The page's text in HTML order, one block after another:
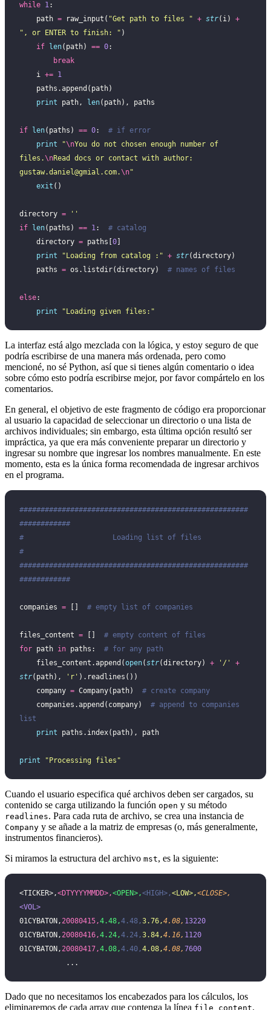
while 1:
    path
= raw_input( "Get path to files " + str(i) +
" , or ENTER to finish: " )
    if
len(path) == 0:
        break
    i
+= 1
    paths.append(path)
    print
path, len(path), paths
if len(paths) == 0: # if error
    print
"\nYou do not chosen enough number of
files.\n
gustaw.daniel@gmial.com.\n"
    exit
()
directory = ''
if len(paths) == 1: # catalog
    directory
= paths[ 0
    print
" Loading from catalog : " + str(directory)
    paths
= os.listdir(directory) # names of files
else:
    print
" Loading given files: "
La interfaz está algo mezclada con la lógica, y estoy seguro de que
podría escribirse de una manera más ordenada, pero como
mencioné, no sé Python, así que si tienes algún comentario o idea
sobre cómo esto podría escribirse mejor, por favor compártelo en los
comentarios.
En general, el objetivo de este fragmento de código era proporcionar
al usuario la capacidad de seleccionar un directorio o una lista de
archivos individuales; sin embargo, esta última opción resultó ser
impráctica, ya que era más conveniente preparar un directorio y
ingresar su nombre que ingresar los nombres manualmente. En este
momento, esta es la única forma recomendada de ingresar archivos
en el programa.
######################################################
############
#                     Loading list of files
#
######################################################
############
companies = # empty list of companies
files_content =
# empty content of files
for path in paths: # for any path
    files_content.append(
open(str(directory) + ' / '
+
str(path), ' r ' ).readlines())
    company
= Company(path) # create company
    companies.append(company)
# append to companies
list
    print
paths.index(path), path
print " Processing files "
Cuando el usuario especifica qué archivos deben ser cargados, su
contenido se carga utilizando la función open y su método
readlines. Para cada ruta de archivo, se crea una instancia de
Company y se añade a la matriz de empresas (o, más generalmente,
instrumentos financieros).
Si miramos la estructura del archivo mst, es la siguiente:
<TICKER>,<DTYYYYMMDD>,<OPEN>,<HIGH>,<LOW>,<CLOSE>,
<VOL>
01CYBATON, 20080415,4.48,4.48,3.76,4.08, 13220
01CYBATON, 20080416,4.24,4.24,3.84,4.16, 1120
01CYBATON, 20080417,4.08,4.40,4.08,4.08, 7600
           ...
Dado que no necesitamos los encabezados para los cálculos, los
eliminaremos de cada array que contenga la línea file_content.